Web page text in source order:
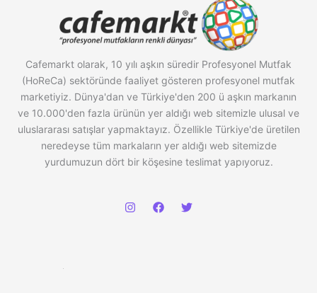
Cafemarkt olarak, 10 yılı aşkın süredir Profesyonel Mutfak
(HoReCa) sektöründe faaliyet gösteren profesyonel mutfak
marketiyiz. Dünya'dan ve Türkiye'den 200 ü aşkın markanın
ve 10.000'den fazla ürünün yer aldığı web sitemizle ulusal ve
uluslararası satışlar yapmaktayız. Özellikle Türkiye'de üretilen
neredeyse tüm markaların yer aldığı web sitemizde
yurdumuzun dört bir köşesine teslimat yapıyoruz.